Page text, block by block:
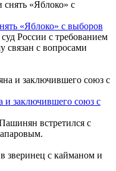
«Яблоко» с выборов
России с требованием
связан с вопросами
и заключившего союз с
встретился с